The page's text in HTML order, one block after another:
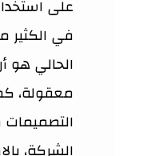
على
في الكثير
الحالي هو
معقولة،
التصميمات